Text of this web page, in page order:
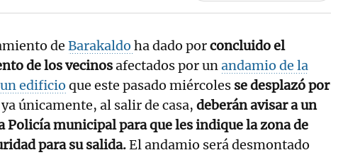
de Barakaldo ha dado porconcluido el
de los vecinosafectados por unandamio de la
edificio que este pasado miércoles se desplazó por
ya únicamente, al salir de casa, deberán avisar a un
Policía municipal para que les indique la zona de
para su salida.El andamio será desmontado